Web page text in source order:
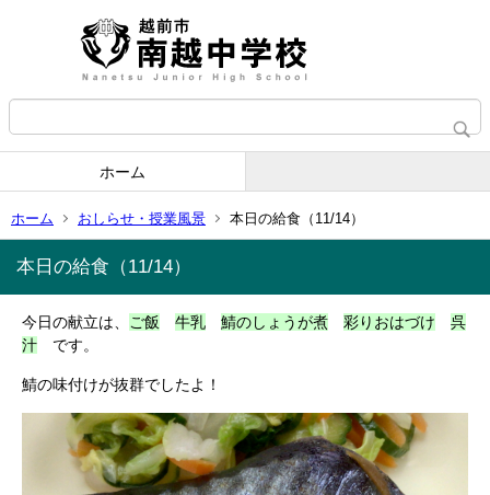
ホーム
ホーム おしらせ・授業風景 本日の給食（11/14）
本日の給食（11/14）
今日の献立は、 ご飯 牛乳 鯖のしょうが煮 彩りおはづけ
呉
汁 です。
鯖の味付けが抜群でしたよ！